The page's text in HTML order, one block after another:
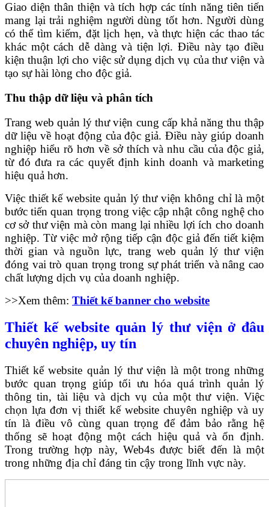
Giao diện thân thiện và tích hợp các tính năng tiên tiến
mang lại trải nghiệm người dùng tốt hơn. Người dùng
có thể tìm kiếm, đặt lịch hẹn, và thực hiện các thao tác
khác một cách dễ dàng và tiện lợi. Điều này tạo điều
kiện thuận lợi cho việc sử dụng dịch vụ của thư viện và
tạo sự hài lòng cho độc giả.
Thu thập dữ liệu và phân tích
Trang web quản lý thư viện cung cấp khả năng thu thập
dữ liệu về hoạt động của độc giả. Điều này giúp doanh
nghiệp hiểu rõ hơn về sở thích và nhu cầu của độc giả,
từ đó đưa ra các quyết định kinh doanh và marketing
hiệu quả hơn.
Việc thiết kế website quản lý thư viện không chỉ là một
bước tiến quan trọng trong việc cập nhật công nghệ cho
cơ sở thư viện mà còn mang lại nhiều lợi ích cho doanh
nghiệp. Từ việc mở rộng tiếp cận độc giả đến tiết kiệm
thời gian và nguồn lực, trang web quản lý thư viện
đóng vai trò quan trọng trong sự phát triển và nâng cao
chất lượng dịch vụ của doanh nghiệp.
>>Xem thêm: Thiết kế banner cho website
Thiết kế website quản lý thư viện ở đâu
chuyên nghiệp, uy tín
Thiết kế website quản lý thư viện là một trong những
bước quan trọng giúp tối ưu hóa quá trình quản lý
thông tin, tài liệu và dịch vụ của một thư viện. Việc
chọn lựa đơn vị thiết kế website chuyên nghiệp và uy
tín là điều vô cùng quan trọng để đảm bảo rằng hệ
thống sẽ hoạt động một cách hiệu quả và ổn định.
Trong trường hợp này, Web4s được biết đến là một
trong những địa chỉ đáng tin cậy trong lĩnh vực này.